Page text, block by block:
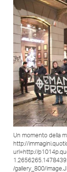
Un momento della
http://
url=http://
/gallery_800/